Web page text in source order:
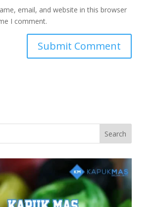
email, and website in this browser
I comment.